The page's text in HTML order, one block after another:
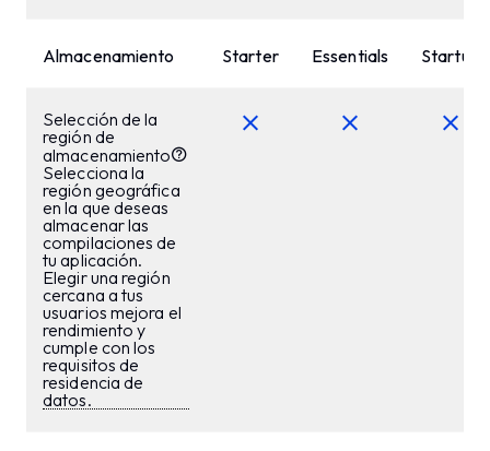
Almacenamiento Starter Essentials Startup
Selección de la
región de
almacenamiento
Selecciona la
región geográfica
en la que deseas
almacenar las
compilaciones de
tu aplicación.
Elegir una región
cercana a tus
usuarios mejora el
rendimiento y
cumple con los
requisitos de
residencia de
datos.